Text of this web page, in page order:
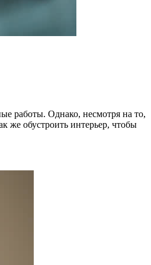
работы. Однако, несмотря на то,
же обустроить интерьер, чтобы